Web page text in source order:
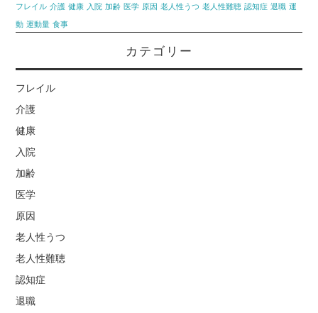
フレイル 介護 健康 入院 加齢 医学 原因 老人性うつ 老人性難聴 認知症 退職 運
動 運動量 食事
カテゴリー
フレイル
介護
健康
入院
加齢
医学
原因
老人性うつ
老人性難聴
認知症
退職